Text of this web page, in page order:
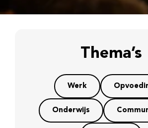
Thema’s
Werk
Onderwijs